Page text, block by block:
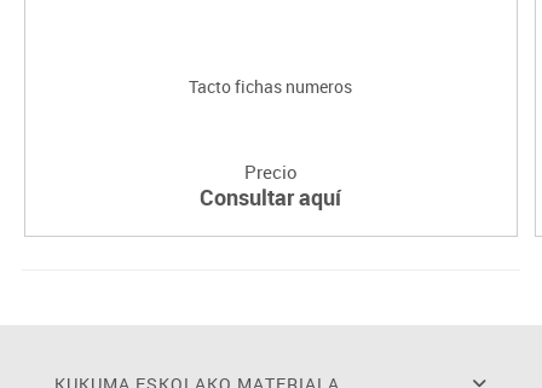
Tacto fichas numeros
Precio
Consultar aquí
KUKUMA ESKOLAKO MATERIALA